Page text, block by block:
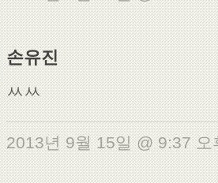
손유진
ㅆㅆ
2013년 9월 15일 @ 9:37